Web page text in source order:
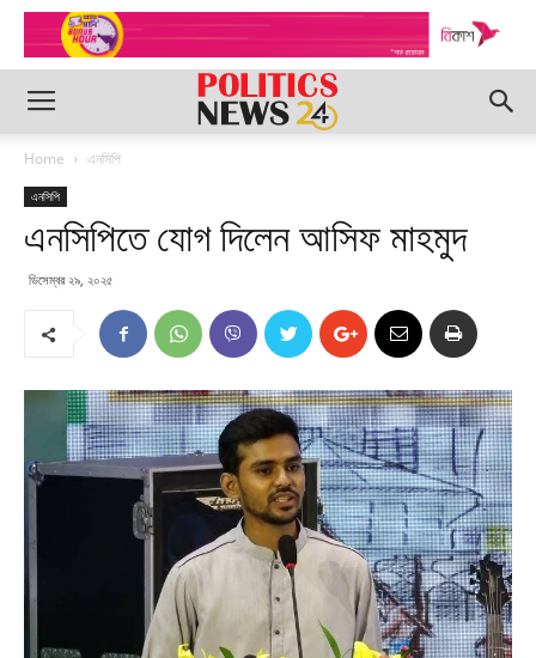
Home এনসিপি
এনসিপি
এনসিপিতে যোগ দিলেন আসিফ মাহমুদ
ডিসেম্বর ২৯, ২০২৫